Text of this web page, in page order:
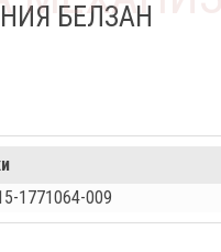
БЕЛЗАН
1771064-009